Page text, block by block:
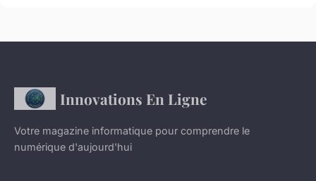
Innovations En Ligne
Votre magazine informatique pour comprendre le
numérique d'aujourd'hui